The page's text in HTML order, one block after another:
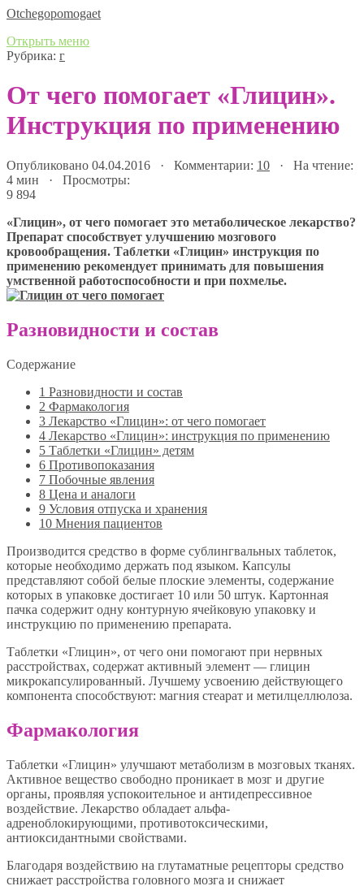
Оtchegopomogaet
Открыть меню
Рубрика: г
От чего помогает «Глицин».
Инструкция по применению
Опубликовано 04.04.2016 · Комментарии: 10 · На чтение:
4 мин · Просмотры:
9 894
«Глицин», от чего помогает это метаболическое лекарство?
Препарат способствует улучшению мозгового
кровообращения. Таблетки «Глицин» инструкция по
применению рекомендует принимать для повышения
умственной работоспособности и при похмелье.
Разновидности и состав
Содержание
1 Разновидности и состав
2 Фармакология
3 Лекарство «Глицин»: от чего помогает
4 Лекарство «Глицин»: инструкция по применению
5 Таблетки «Глицин» детям
6 Противопоказания
7 Побочные явления
8 Цена и аналоги
9 Условия отпуска и хранения
10 Мнения пациентов
Производится средство в форме сублингвальных таблеток,
которые необходимо держать под языком. Капсулы
представляют собой белые плоские элементы, содержание
которых в упаковке достигает 10 или 50 штук. Картонная
пачка содержит одну контурную ячейковую упаковку и
инструкцию по применению препарата.
Таблетки «Глицин», от чего они помогают при нервных
расстройствах, содержат активный элемент — глицин
микрокапсулированный. Лучшему усвоению действующего
компонента способствуют: магния стеарат и метилцеллюлоза.
Фармакология
Таблетки «Глицин» улучшают метаболизм в мозговых тканях.
Активное вещество свободно проникает в мозг и другие
органы, проявляя успокоительное и антидепрессивное
воздействие. Лекарство обладает альфа-
адреноблокирующими, противотоксическими,
антиоксидантными свойствами.
Благодаря воздействию на глутаматные рецепторы средство
снижает расстройства головного мозга и снижает